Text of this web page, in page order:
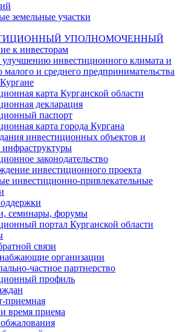
земельные участки
УПОЛНОМОЧЕННЫЙ
к инвесторам
улучшению инвестиционного климата и
малого и среднего предпринимательства
карта Курганской области
декларация
паспорт
карта города Кургана
инвестиционных объектов и
инфраструктуры
законодательство
инвестиционного проекта
инвестиционно-привлекательные
семинары, форумы
портал Курганской области
связи
организации
частное партнерство
профиль
приемная
время приема